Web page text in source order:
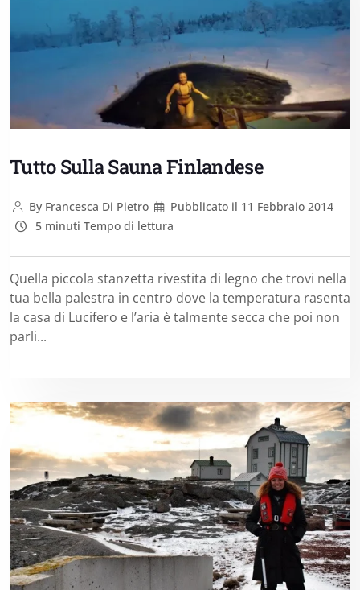
Tutto Sulla Sauna Finlandese
ByFrancesca Di Pietro Pubblicato il 11 Febbraio 2014
5 minuti Tempo di lettura
Quella piccola stanzetta rivestita di legno che trovi nella
tua bella palestra in centro dove la temperatura rasenta
la casa di Lucifero e l’aria è talmente secca che poi non
parli...